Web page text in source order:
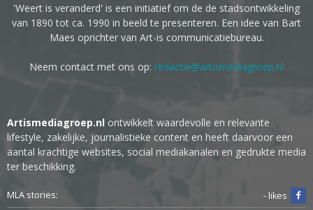
'Weert is veranderd' is een initiatief om de de stadsontwikkeling
van 1890 tot ca. 1990 in beeld te presenteren. Een idee van Bart
Maes oprichter van Art-is communicatiebureau.
Neem contact met ons op: redactie@artismediagroep.nl
Artismediagroep.nl ontwikkelt waardevolle en relevante
lifestyle, zakelijke, journalistieke content en heeft daarvoor een
aantal krachtige websites, social mediakanalen en gedrukte media
ter beschikking.
MLA stories:
- likes